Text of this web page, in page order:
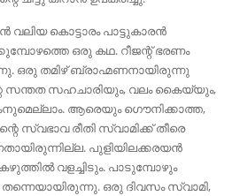
വലിയ കൊട്ടാരം പാട്ടുകാരൻ
ഒരു കഥ. റീജന്റ് ഭരണം
ഒരു തമിഴ് ബ്രാഹ്മണനായിരുന്നു
സന്തത സഹചാരിയും, വലം കൈയ്യും,
ആരെയും ഗൌനിക്കാത്ത,
സ്വഭാവ രീതി സ്വാമിക്ക് തീരെ
പുളിയിലക്കരയൻ
വളച്ചിടും. പാടുമ്പോഴും
ഒരു ദിവസം സ്വാമി,